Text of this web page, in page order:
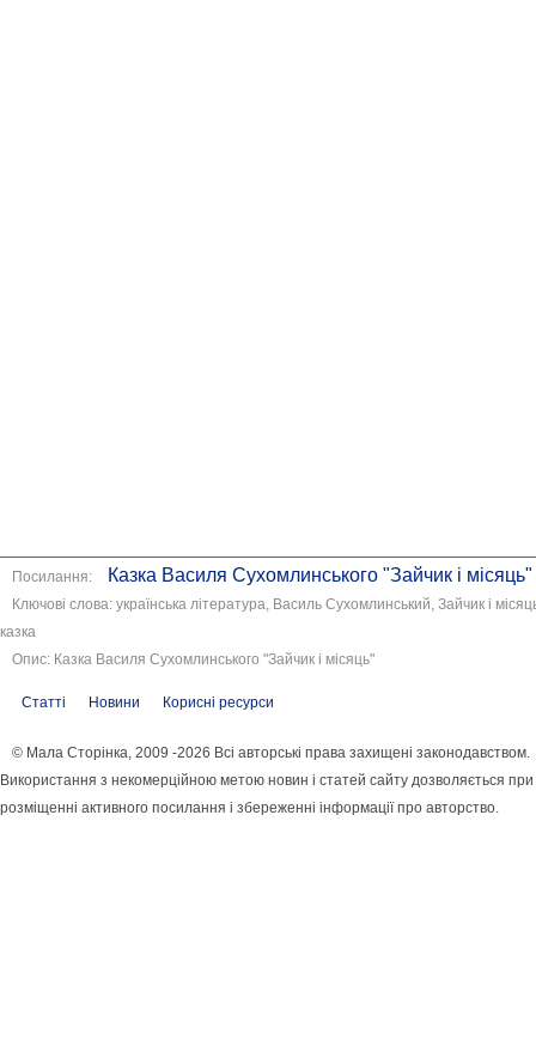
Посилання: Казка Василя Сухомлинського "Зайчик і місяць"
Ключові слова: українська література, Василь Сухомлинський, Зайчик і
казка
Опис: Казка Василя Сухомлинського "Зайчик і місяць"
Статті Новини Корисні ресурси
© Мала Сторінка, 2009 -2026 Всі авторські права захищені законодавством.
Використання з некомерційною метою новин і статей сайту дозволяється при
розміщенні активного посилання і збереженні інформації про авторство.